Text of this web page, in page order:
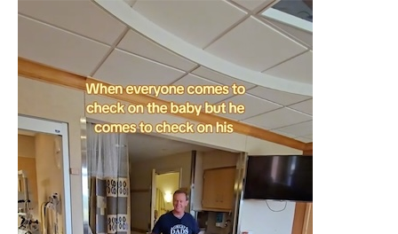
エネルギーの専門メディア
建設×テクノロジーの最前線
ちょっと気になるネットの話題